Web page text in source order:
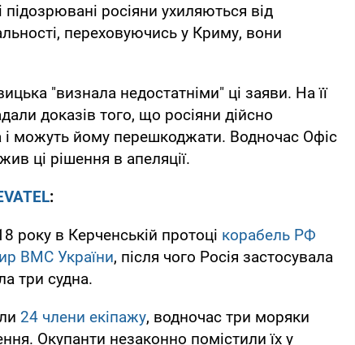
росіяни ухиляються від
переховуючись у Криму, вони
"визнала недостатніми" ці заяви. На її
доказів того, що росіяни дійсно
і можуть йому перешкоджати. Водночас Офіс
ці рішення в апеляції.
:
року в Керченській протоці корабель РФ
ВМС України, після чого Росія застосувала
три судна.
24 члени екіпажу, водночас три моряки
Окупанти незаконно помістили їх у